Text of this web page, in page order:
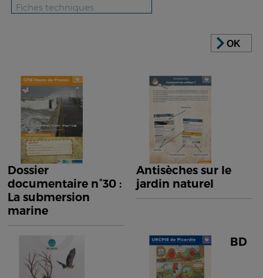
OK
Dossier
documentaire n°30 :
La submersion
marine
Antisèches sur le
jardin naturel
BD